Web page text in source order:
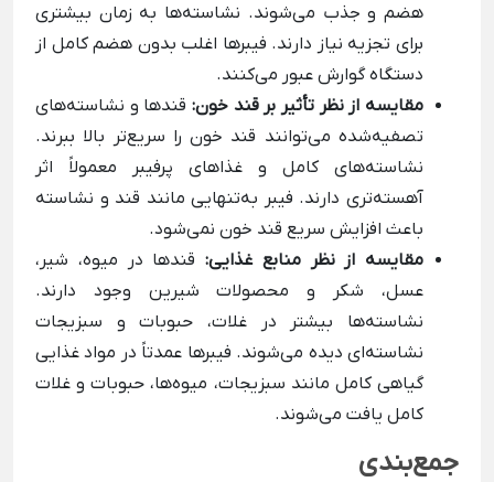
هضم و جذب می‌شوند. نشاسته‌ها به زمان بیشتری
برای تجزیه نیاز دارند. فیبرها اغلب بدون هضم کامل از
دستگاه گوارش عبور می‌کنند.
مقایسه از نظر تأثیر بر قند خون: قندها و نشاسته‌های
تصفیه‌شده می‌توانند قند خون را سریع‌تر بالا ببرند.
نشاسته‌های کامل و غذاهای پرفیبر معمولاً اثر
آهسته‌تری دارند. فیبر به‌تنهایی مانند قند و نشاسته
باعث افزایش سریع قند خون نمی‌شود.
مقایسه از نظر منابع غذایی: قندها در میوه، شیر،
عسل، شکر و محصولات شیرین وجود دارند.
نشاسته‌ها بیشتر در غلات، حبوبات و سبزیجات
نشاسته‌ای دیده می‌شوند. فیبرها عمدتاً در مواد غذایی
گیاهی کامل مانند سبزیجات، میوه‌ها، حبوبات و غلات
کامل یافت می‌شوند.
جمع‌بندی